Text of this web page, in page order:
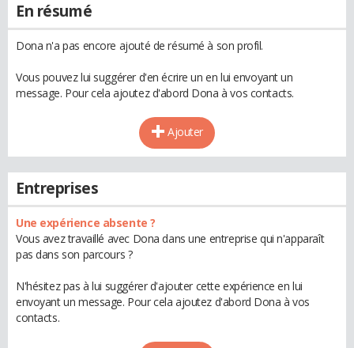
En résumé
Dona n'a pas encore ajouté de résumé à son profil.
Vous pouvez lui suggérer d'en écrire un en lui envoyant un
message. Pour cela ajoutez d'abord Dona à vos contacts.
Ajouter
Entreprises
Une expérience absente ?
Vous avez travaillé avec Dona dans une entreprise qui n'apparaît
pas dans son parcours ?
N'hésitez pas à lui suggérer d'ajouter cette expérience en lui
envoyant un message. Pour cela ajoutez d'abord Dona à vos
contacts.